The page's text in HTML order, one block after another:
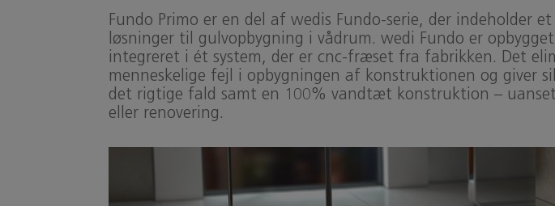
Fundo Primo er en del af wedis Fundo-serie, der indeholder
løsninger til gulvopbygning i vådrum. wedi Fundo er
integreret i ét system, der er cnc-fræset fra fabrikken. Det
menneskelige fejl i opbygningen af konstruktionen og giver
det rigtige fald samt en 100% vandtæt konstruktion –
eller renovering.